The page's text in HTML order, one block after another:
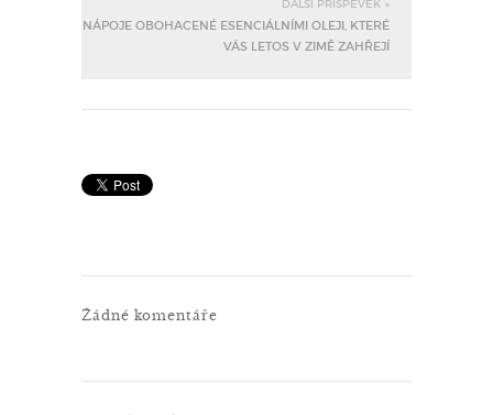
DALŠÍ PŘÍSPĚVEK »
NÁPOJE OBOHACENÉ ESENCIÁLNÍMI OLEJI, KTERÉ
VÁS LETOS V ZIMĚ ZAHŘEJÍ
Žádné komentáře